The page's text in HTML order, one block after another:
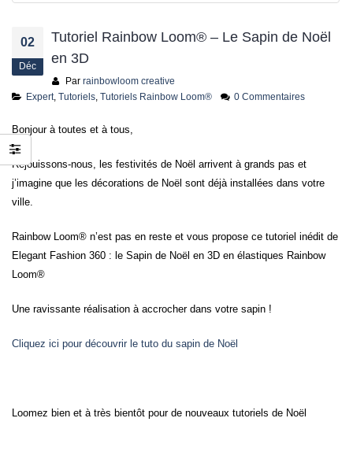
02
Déc
Tutoriel Rainbow Loom® – Le Sapin de Noël
en 3D
Par rainbowloom creative
Expert, Tutoriels, Tutoriels Rainbow Loom® 0 Commentaires
Bonjour à toutes et à tous,
Réjouissons-nous, les festivités de Noël arrivent à grands pas et
j’imagine que les décorations de Noël sont déjà installées dans votre
ville.
Rainbow Loom® n’est pas en reste et vous propose ce tutoriel inédit de
Elegant Fashion 360 : le Sapin de Noël en 3D en élastiques Rainbow
Loom®
Une ravissante réalisation à accrocher dans votre sapin !
Cliquez ici pour découvrir le tuto du sapin de Noël
Loomez bien et à très bientôt pour de nouveaux tutoriels de Noël
jusqu’au 21 juillet